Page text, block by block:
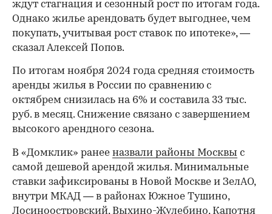
ждут стагнация и сезонный рост по итогам года.
Однако жилье арендовать будет выгоднее, чем
покупать, учитывая рост ставок по ипотеке», —
сказал Алексей Попов.
По итогам ноября 2024 года средняя стоимость
аренды жилья в России по сравнению с
октябрем снизилась на 6% и составила 33 тыс.
руб. в месяц. Снижение связано с завершением
высокого арендного сезона.
В «Домклик» ранее назвали районы Москвы с
самой дешевой арендой жилья. Минимальные
ставки зафиксированы в Новой Москве и ЗелАО,
внутри МКАД — в районах Южное Тушино,
Лосиноостровский, Выхино-Жулебино, Капотня